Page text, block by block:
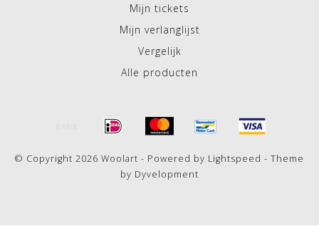
Mijn tickets
Mijn verlanglijst
Vergelijk
Alle producten
© Copyright 2026 Woolart - Powered by Lightspeed - Theme
by Dyvelopment